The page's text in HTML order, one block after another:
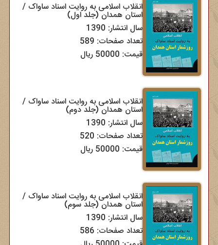
انقلاب اسلامی به روایت اسناد ساواک /
استان همدان (جلد اول)
سال انتشار: 1390
تعداد صفحات: 589
قیمت: 50000 ریال
انقلاب اسلامی به روایت اسناد ساواک /
استان همدان (جلد دوم)
سال انتشار: 1390
تعداد صفحات: 520
قیمت: 50000 ریال
انقلاب اسلامی به روایت اسناد ساواک /
استان همدان (جلد سوم)
سال انتشار: 1390
تعداد صفحات: 586